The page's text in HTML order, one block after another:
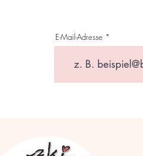
E-Mail-Adresse